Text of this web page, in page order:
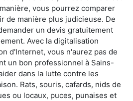
vous pourrez comparer
de manière plus judicieuse. De
un devis gratuitement
Avec la digitalisation
d'Internet, vous n'aurez pas de
un bon professionnel à Sains-
dans la lutte contre les
Rats, souris, cafards, nids de
ou locaux, puces, punaises et